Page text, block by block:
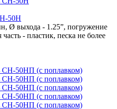
50Н
Ø выхода - 1.25”, погружение
- пластик, песка не более